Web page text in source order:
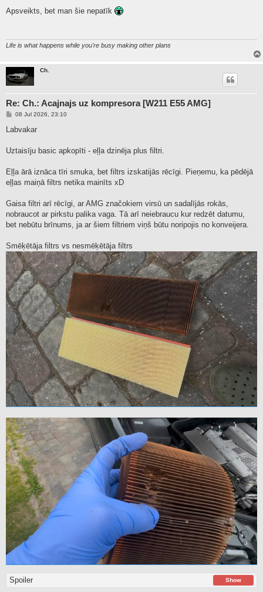
s
Apsveikts, bet man šie nepatīk
Life is what happens while you're busy making other plans
Ch.
Re: Ch.: Acajnajs uz kompresora [W211 E55 AMG]
P
s
08 Jul 2026, 23:10
Labvakar
Uztaisīju basic apkopīti - eļļa dzinēja plus filtri.
Eļļa ārā iznāca tīri smuka, bet filtrs izskatijās rēcīgi. Pieņemu, ka pēdējā
eļļas maiņā filtrs netika mainīts xD
Gaisa filtri arī rēcīgi, ar AMG značokiem virsū un sadalījās rokās,
nobraucot ar pirkstu palika vaga. Tā arī neiebraucu kur redzēt datumu,
bet nebūtu brīnums, ja ar šiem filtriem viņš būtu noripojis no konveijera.
Smēķētāja filtrs vs nesmēķētāja filtrs
Spoiler Show